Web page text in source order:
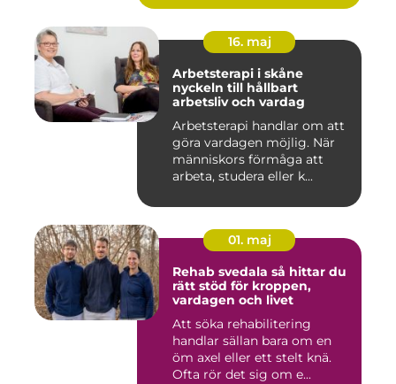
16. maj
Arbetsterapi i skåne
nyckeln till hållbart
arbetsliv och vardag
Arbetsterapi handlar om att
göra vardagen möjlig. När
människors förmåga att
arbeta, studera eller k...
01. maj
Rehab svedala så hittar du
rätt stöd för kroppen,
vardagen och livet
Att söka rehabilitering
handlar sällan bara om en
öm axel eller ett stelt knä.
Ofta rör det sig om e...